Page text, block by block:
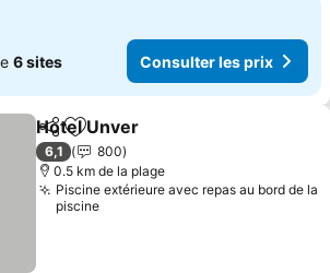
6 sites Consulter les prix
PartagerAjouter à mes favoris
Hotel Unver
6,1
800
0.5 km de la plage
Piscine extérieure avec repas au bord de la
piscine